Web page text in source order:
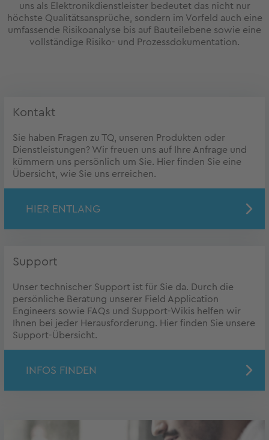
uns als Elektronikdienstleister bedeutet das nicht nur
höchste Qualitätsansprüche, sondern im Vorfeld auch eine
umfassende Risikoanalyse bis auf Bauteilebene sowie eine
vollständige Risiko- und Prozessdokumentation.
Kontakt
Sie haben Fragen zu TQ, unseren Produkten oder
Dienstleistungen? Wir freuen uns auf Ihre Anfrage und
kümmern uns persönlich um Sie. Hier finden Sie eine
Übersicht, wie Sie uns erreichen.
HIER ENTLANG
Support
Unser technischer Support ist für Sie da. Durch die
persönliche Beratung unserer Field Application
Engineers sowie FAQs und Support-Wikis helfen wir
Ihnen bei jeder Herausforderung. Hier finden Sie unsere
Support-Übersicht.
INFOS FINDEN